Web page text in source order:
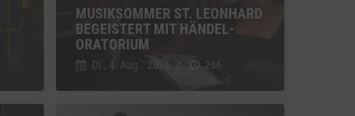
MUSIKSOMMER ST. LEONHARD
BEGEISTERT MIT HÄNDEL-
ORATORIUM
Di., 4. Aug.. 2026 // 266